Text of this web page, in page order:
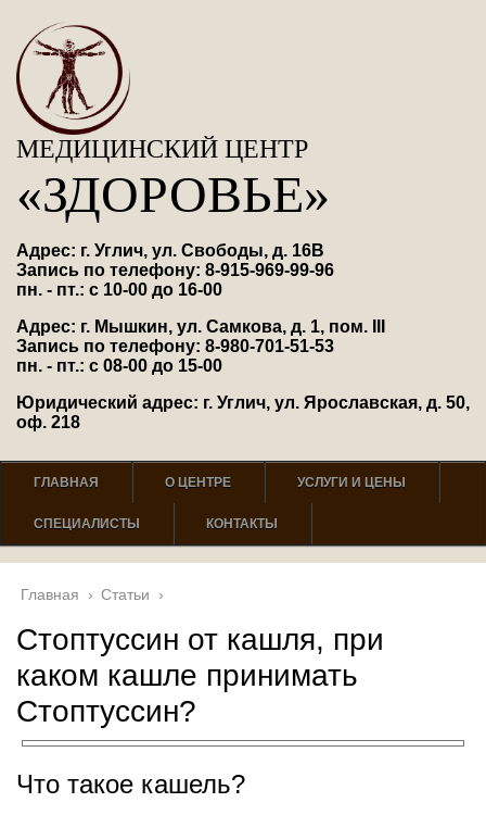
МЕДИЦИНСКИЙ ЦЕНТР
«ЗДОРОВЬЕ»
Адрес: г. Углич, ул. Свободы, д. 16В
Запись по телефону: 8-915-969-99-96
пн. - пт.: с 10-00 до 16-00
Адрес: г. Мышкин, ул. Самкова, д. 1, пом. III
Запись по телефону: 8-980-701-51-53
пн. - пт.: с 08-00 до 15-00
Юридический адрес: г. Углич, ул. Ярославская, д. 50,
оф. 218
ГЛАВНАЯ О ЦЕНТРЕ УСЛУГИ И ЦЕНЫ
СПЕЦИАЛИСТЫ КОНТАКТЫ
Главная › Статьи ›
Стоптуссин от кашля, при
каком кашле принимать
Стоптуссин?
Что такое кашель?